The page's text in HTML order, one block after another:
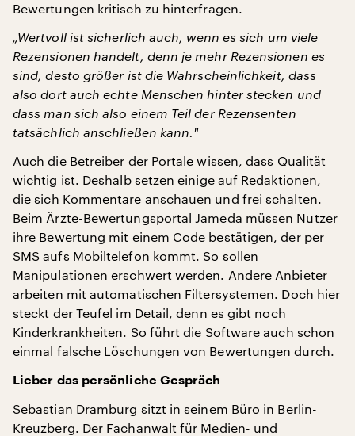
Bewertungen kritisch zu hinterfragen.
„Wertvoll ist sicherlich auch, wenn es sich um viele
Rezensionen handelt, denn je mehr Rezensionen es
sind, desto größer ist die Wahrscheinlichkeit, dass
also dort auch echte Menschen hinter stecken und
dass man sich also einem Teil der Rezensenten
tatsächlich anschließen kann."
Auch die Betreiber der Portale wissen, dass Qualität
wichtig ist. Deshalb setzen einige auf Redaktionen,
die sich Kommentare anschauen und frei schalten.
Beim Ärzte-Bewertungsportal Jameda müssen Nutzer
ihre Bewertung mit einem Code bestätigen, der per
SMS aufs Mobiltelefon kommt. So sollen
Manipulationen erschwert werden. Andere Anbieter
arbeiten mit automatischen Filtersystemen. Doch hier
steckt der Teufel im Detail, denn es gibt noch
Kinderkrankheiten. So führt die Software auch schon
einmal falsche Löschungen von Bewertungen durch.
Lieber das persönliche Gespräch
Sebastian Dramburg sitzt in seinem Büro in Berlin-
Kreuzberg. Der Fachanwalt für Medien- und